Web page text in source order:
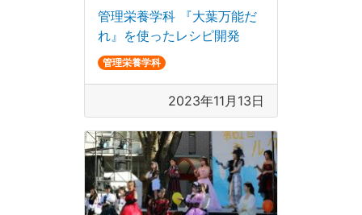
管理栄養学科 『大葉万能だ
れ』を使ったレシピ開発
管理栄養学科
2023年11月13日